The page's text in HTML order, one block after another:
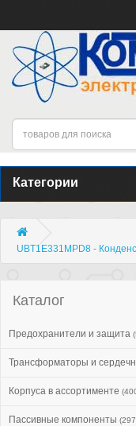
Категории
UBT1E331MPD8 -
Каталог
Предохранители и защита
Трансформаторы и
Корпуса в ассортименте
Пассивные компоненты